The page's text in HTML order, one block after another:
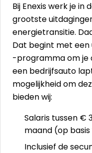
Bij Enexis werk je
grootste
energietransitie.
Dat begint met
-programma om je
een bedrijfsauto
mogelijkheid om
bieden wij:
Salaris tussen €
maand (op
Inclusief de